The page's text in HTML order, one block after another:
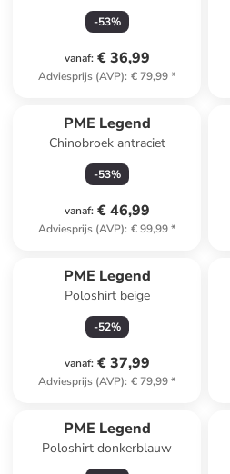
-53%
vanaf: € 36,99
Adviesprijs (AVP): € 79,99*
PME Legend
Chinobroek antraciet
-53%
vanaf: € 46,99
Adviesprijs (AVP): € 99,99*
PME Legend
Poloshirt beige
-52%
vanaf: € 37,99
Adviesprijs (AVP): € 79,99*
PME Legend
Poloshirt donkerblauw